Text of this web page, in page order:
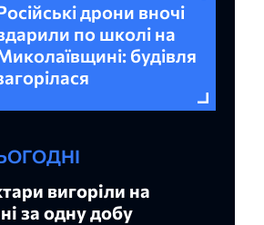
дрони вночі
по школі на
будівля
вигоріли на
за одну добу